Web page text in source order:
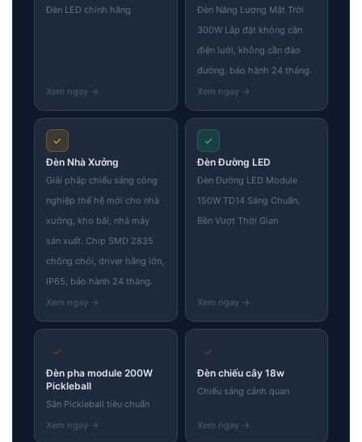
Đèn LED chính hãng
Đèn Năng Lượng Mặt Trời
300W Lắp đặt không cần
điện lưới, không cần đào
đường, bảo hành 24 tháng.
✓
Đèn Nhà Xưởng
Giải pháp chiếu sáng công
nghiệp thế hệ mới cho nhà
xưởng, kho bãi, nhà máy
sản xuất. Chip SMD 2835
chống chói, driver hãng lớn,
IP65, bảo hành 24 tháng.
✓
Đèn Đường LED
Đèn Đường LED Module
150W TD14 Sáng Chuẩn,
Bền Vượt Thời Gian
✓
Đèn pha module 200W
Pickleball
Sân Pickleball tiêu chuẩn
✓
Đèn chiếu cây 18w
Chiếu sáng cảnh quan